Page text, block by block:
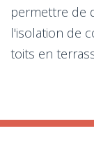
permettre de
l'isolation de
toits en